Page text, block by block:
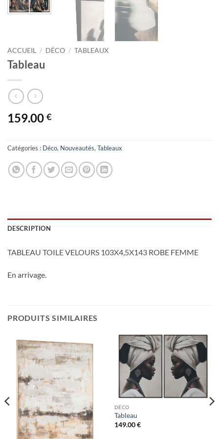
ACCUEIL / DÉCO / TABLEAUX
Tableau
159.00 €
Catégories : Déco, Nouveautés, Tableaux
DESCRIPTION
TABLEAU TOILE VELOURS 103X4,5X143 ROBE FEMME
En arrivage.
PRODUITS SIMILAIRES
DÉCO
Tableau
149.00€